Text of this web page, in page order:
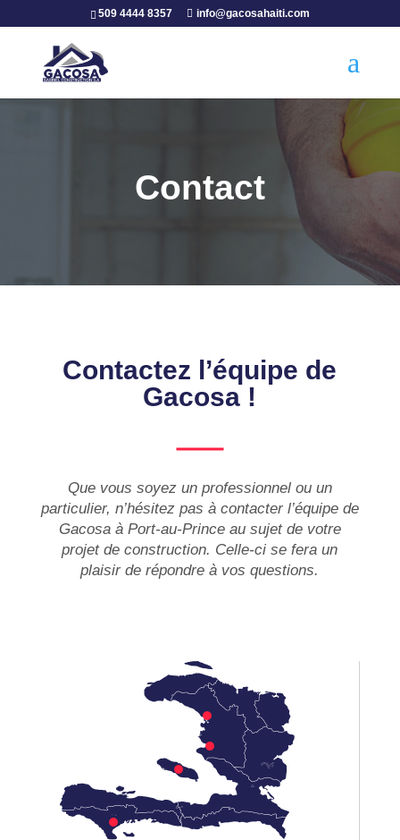
509 4444 8357 info@gacosahaiti.com
Contact
Contactez l’équipe de
Gacosa !
Que vous soyez un professionnel ou un
particulier, n’hésitez pas à contacter l’équipe de
Gacosa à Port-au-Prince au sujet de votre
projet de construction. Celle-ci se fera un
plaisir de répondre à vos questions.